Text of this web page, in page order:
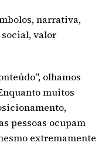
narrativa,
valor
olhamos
muitos
pessoas ocupam
extremamente